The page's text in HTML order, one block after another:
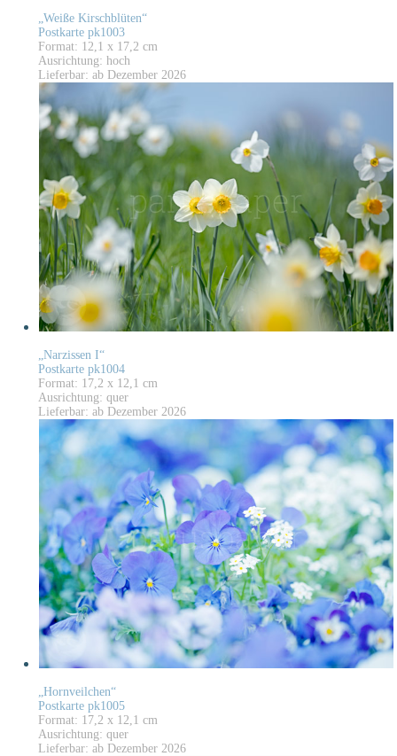
„Weiße Kirschblüten“
Postkarte pk1003
Format: 12,1 x 17,2 cm
Ausrichtung: hoch
Lieferbar: ab Dezember 2026
„Narzissen I“
Postkarte pk1004
Format: 17,2 x 12,1 cm
Ausrichtung: quer
Lieferbar: ab Dezember 2026
„Hornveilchen“
Postkarte pk1005
Format: 17,2 x 12,1 cm
Ausrichtung: quer
Lieferbar: ab Dezember 2026